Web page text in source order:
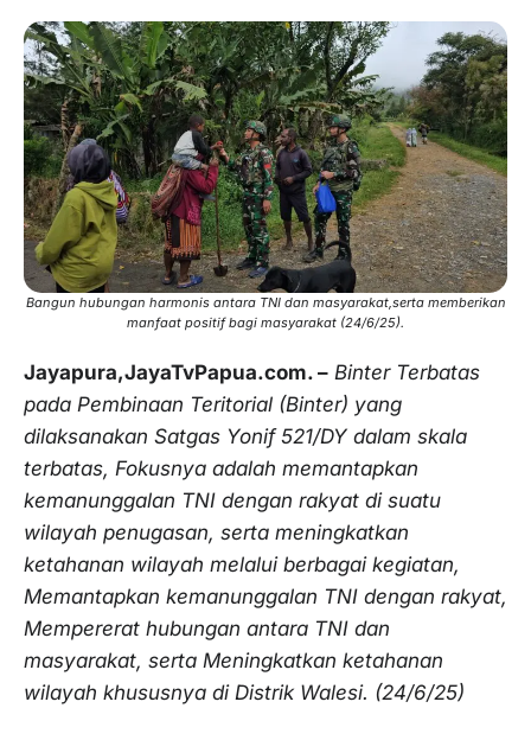
Bangun hubungan harmonis antara TNI dan masyarakat,serta memberikan
manfaat positif bagi masyarakat (24/6/25).
Jayapura,JayaTvPapua.com. – Binter Terbatas
pada Pembinaan Teritorial (Binter) yang
dilaksanakan Satgas Yonif 521/DY dalam skala
terbatas, Fokusnya adalah memantapkan
kemanunggalan TNI dengan rakyat di suatu
wilayah penugasan, serta meningkatkan
ketahanan wilayah melalui berbagai kegiatan,
Memantapkan kemanunggalan TNI dengan rakyat,
Mempererat hubungan antara TNI dan
masyarakat, serta Meningkatkan ketahanan
wilayah khususnya di Distrik Walesi. (24/6/25)